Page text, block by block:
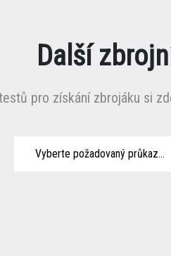
Další
pro získání zbrojáku si
Vyberte požadovaný průkaz...